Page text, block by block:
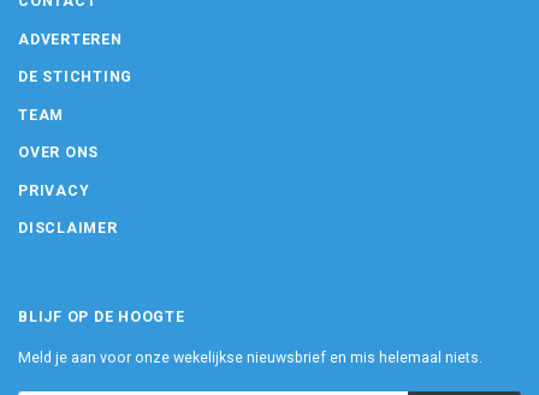
ADVERTEREN
DE STICHTING
TEAM
OVER ONS
PRIVACY
DISCLAIMER
BLIJF OP DE HOOGTE
Meld je aan voor onze wekelijkse nieuwsbrief en mis helemaal niets.